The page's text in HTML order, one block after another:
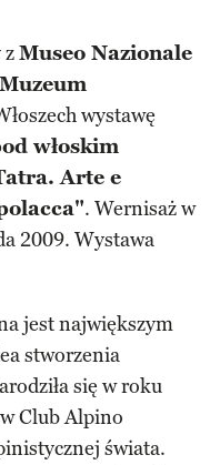
zMuseo Nazionale
Muzeum
wystawę
włoskim
Arte e
. Wernisaż w
2009. Wystawa
jest największym
stworzenia
się w roku
Club Alpino
świata.